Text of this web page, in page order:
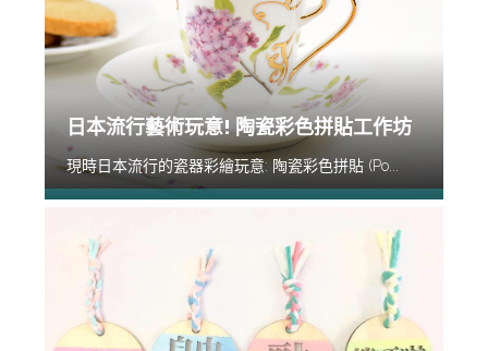
日本流行藝術玩意! 陶瓷彩色拼貼工作坊
現時日本流行的瓷器彩繪玩意: 陶瓷彩色拼貼 (Po...